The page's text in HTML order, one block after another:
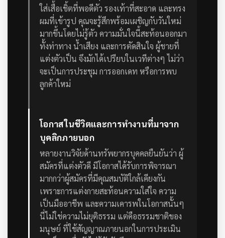
ใส่เสื้อเชิ้ตที่พอดีตัว รองเท้าที่สะอาด และทรง
ผมที่เข้ารูป คุณจะรู้สึกพร้อมเผชิญกับวันใหม่
มากขึ้นโดยไม่รู้ตัว ความมั่นใจนี้สะท้อนออกมา
ทั้งท่าทาง น้ำเสียง และการตัดสินใจ ผู้ชายที่
แต่งตัวเป็น จึงมักได้เปรียบในเวทีต่างๆ ไม่ว่า
จะเป็นการประชุม การออกเดท หรือการพบ
ลูกค้าใหม่
โอกาสในชีวิตและการทำงานที่มาจาก
บุคลิกภายนอก
หลายงานวิจัยด้านทรัพยากรบุคคลยืนยันว่า ผู้
สมัครที่แต่งตัวดี มีโอกาสได้รับการพิจารณา
มากกว่าผู้สมัครที่มีคุณสมบัติใกล้เคียงกัน
เพราะการแต่งกายสะท้อนความใส่ใจ ความ
เป็นมืออาชีพ และความเคารพในโอกาสนั้นๆ
นี่ไม่ใช่ความไม่ยุติธรรม แต่คือธรรมชาติของ
มนุษย์ ที่ใช้สัญญาณภายนอกในการประเมิน